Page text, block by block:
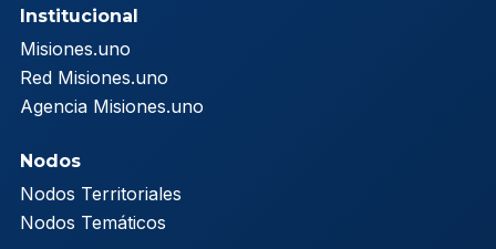
Institucional
Misiones.uno
Red Misiones.uno
Agencia Misiones.uno
Nodos
Nodos Territoriales
Nodos Temáticos